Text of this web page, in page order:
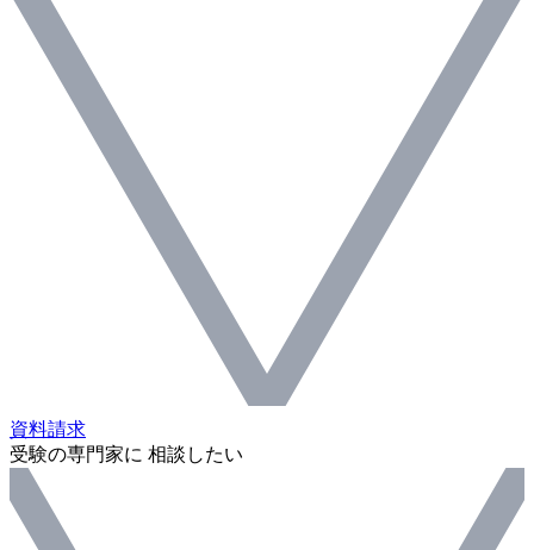
資料請求
受験の専門家に 相談したい